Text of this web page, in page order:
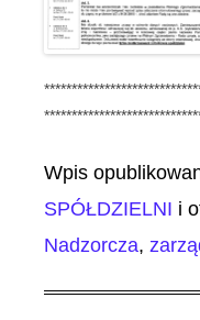
Wpis
SPÓŁDZIELNI i
Nadzorcza,